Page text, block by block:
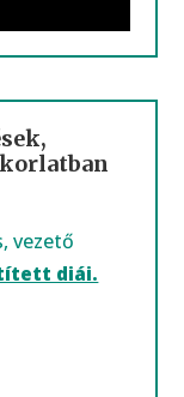
,vezető
diái.